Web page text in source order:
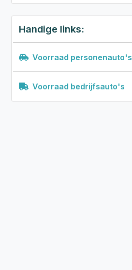
Handige links:
Voorraad personenauto's
Voorraad bedrijfsauto's